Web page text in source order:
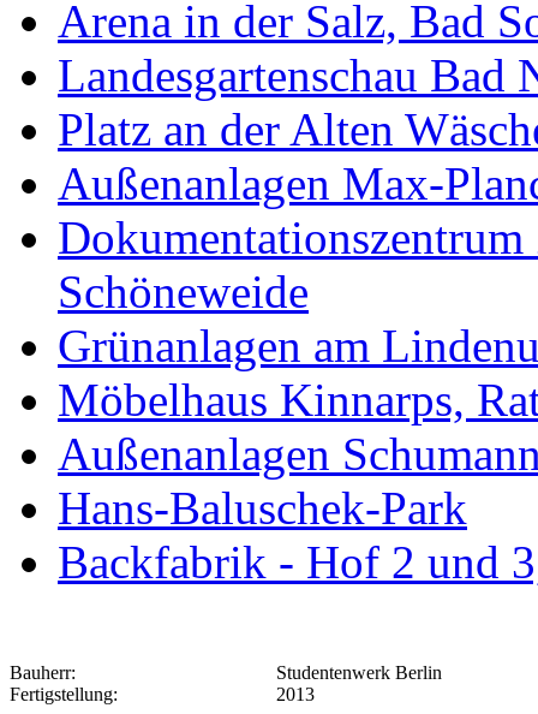
Arena in der Salz, Bad
Landesgartenschau Bad
Platz an der Alten
Außenanlagen Max-
Schöneweide
Grünanlagen am
Möbelhaus Kinnarps,
Außenanlagen
Hans-Baluschek-Park
Backfabrik - Hof 2 und
Bauherr:
Studentenwerk Berlin
Fertigstellung:
2013